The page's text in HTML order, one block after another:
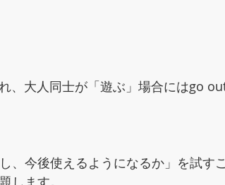
、大人同士が「遊ぶ」場合にはgo
、今後使えるようになるか」を試す
します。